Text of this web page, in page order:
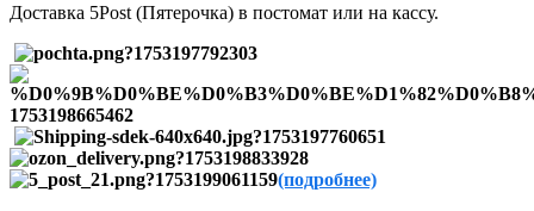
Доставка 5Post (Пятерочка) в постомат или на кассу.
(подробнее)